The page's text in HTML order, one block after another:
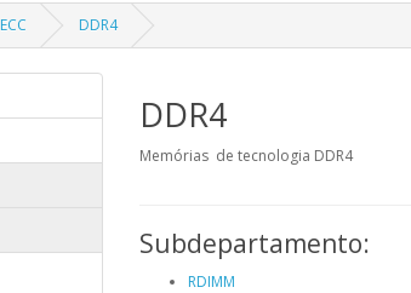
ECC DDR4
DDR4
Memórias de tecnologia DDR4
Subdepartamento:
RDIMM